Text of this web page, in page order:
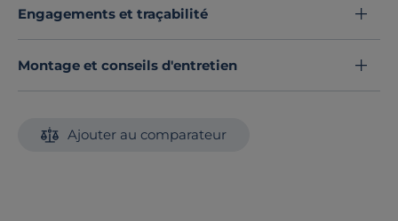
Engagements et traçabilité
Montage et conseils d'entretien
Ajouter au comparateur